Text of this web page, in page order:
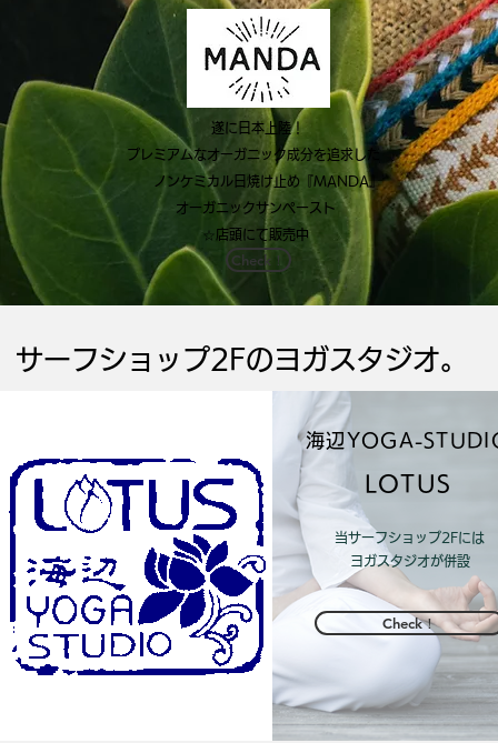
遂に日本上陸！
プレミアムなオーガニック成分を追求した
ノンケミカル日焼け止め 『MANDA』
オーガニックサンペースト
☆店頭にて販売中
Check！
​サーフショップ2Fのヨガスタジオ。
海辺YOGA-
LOTUS
当サーフショップ2Fには
​ヨガスタジオが併設
Check！